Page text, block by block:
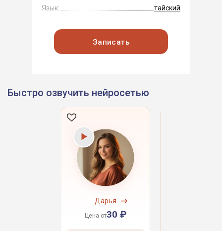
Язык:
тайский
Записать
Быстро озвучить нейросетью
Дарья
Цена от30 ₽